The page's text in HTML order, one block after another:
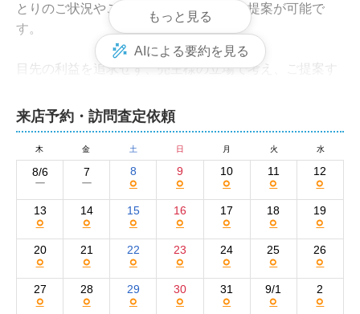
来店予約・訪問査定依頼
木 金 土 日 月 火 水
8/6
ー
7
ー
8
○
9
○
10
○
11
○
12
○
13
○
14
○
15
○
16
○
17
○
18
○
19
○
20
○
21
○
22
○
23
○
24
○
25
○
26
○
27
○
28
○
29
○
30
○
31
○
9/1
○
2
○
とりのご状況やご希望に応じた柔軟なご提案が可能で
す。
目先の利益を追求せず、売主様の立場で考え、ご提案す
ピーディーなレスポンスを心がけておりますので、不動
産のことなら何でもお気軽にお尋ねください。
合同会社REAL HEALの集客方法と売却活動の強
み
弊社では、インターネットを主軸とした売却活動を展開
しています。物件情報は自社ホームページと大手不動産
ポータルサイトのat homeに掲載するとともに、SNSのIn
stagramやFacebookでも積極的に情報を発信していま
す。
もっと見る
AIによる要約を見る